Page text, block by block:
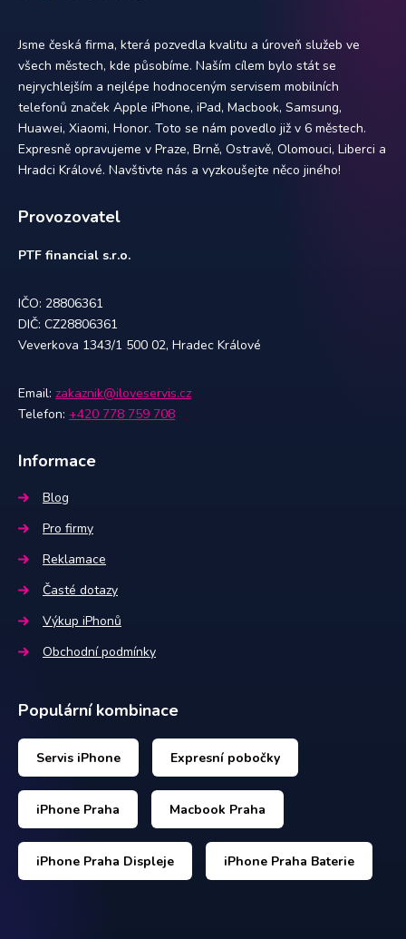
Jsme česká firma, která pozvedla kvalitu a úroveň služeb ve
všech městech, kde působíme. Naším cílem bylo stát se
nejrychlejším a nejlépe hodnoceným servisem mobilních
telefonů značek Apple iPhone, iPad, Macbook, Samsung,
Huawei, Xiaomi, Honor. Toto se nám povedlo již v 6 městech.
Expresně opravujeme v Praze, Brně, Ostravě, Olomouci, Liberci a
Hradci Králové. Navštivte nás a vyzkoušejte něco jiného!
Provozovatel
PTF financial s.r.o.
IČO: 28806361
DIČ: CZ28806361
Veverkova 1343/1 500 02, Hradec Králové
Email: zakaznik@iloveservis.cz
Telefon: +420 778 759 708
Informace
Blog
Pro firmy
Reklamace
Časté dotazy
Výkup iPhonů
Obchodní podmínky
Populární kombinace
Servis iPhone Expresní pobočky
iPhone Praha Macbook Praha
iPhone Praha Displeje iPhone Praha Baterie